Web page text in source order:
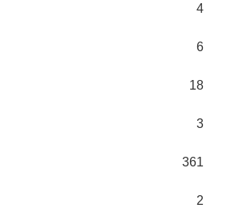
4
6
18
3
361
2